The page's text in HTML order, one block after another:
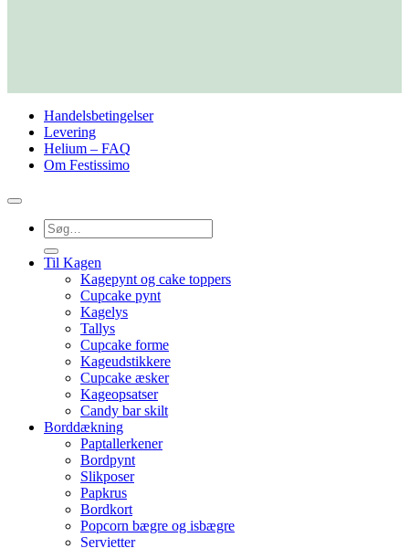
Handelsbetingelser
Levering
Helium – FAQ
Om Festissimo
Søg
efter:
Til Kagen
Kagepynt og cake toppers
Cupcake pynt
Kagelys
Tallys
Cupcake forme
Kageudstikkere
Cupcake æsker
Kageopsatser
Candy bar skilt
Borddækning
Paptallerkener
Bordpynt
Slikposer
Papkrus
Bordkort
Popcorn bægre og isbægre
Servietter